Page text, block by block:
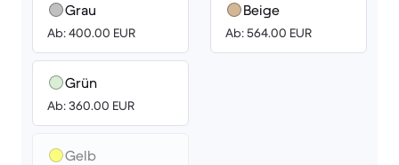
Grau
Ab: 400.00 EUR
Grün
Ab: 360.00 EUR
Gelb
Beige
Ab: 564.00 EUR